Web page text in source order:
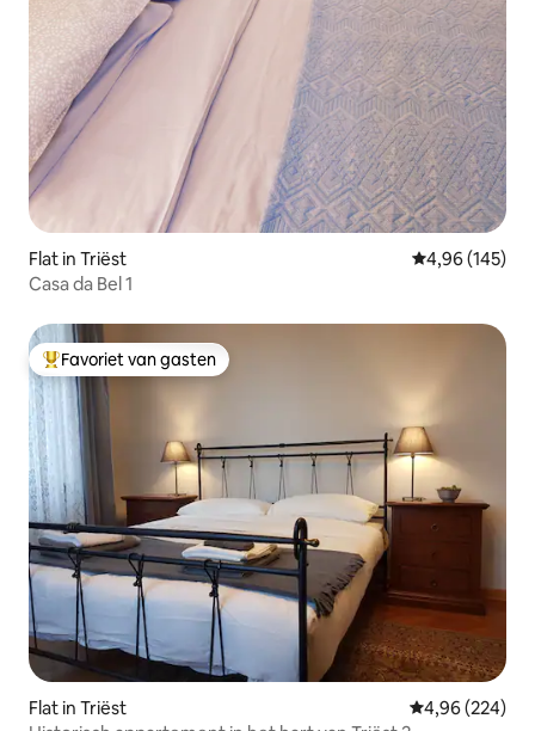
Flat in Triëst Gemiddelde
4,96 (145)
Casa da Bel 1
Topfavoriet van gasten
Favoriet van gasten
Flat in Triëst Gemiddelde
4,96 (224)